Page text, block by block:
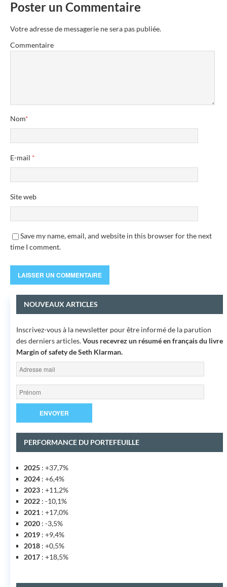
Poster un Commentaire
Votre adresse de messagerie ne sera pas publiée.
Commentaire
Nom*
E-mail *
Site web
Save my name, email, and website in this browser for the next
time I comment.
NOUVEAUX ARTICLES
Inscrivez-vous à la newsletter pour être informé de la parution
des derniers articles.Vous recevrez un résumé en français du livre
Margin of safetyde Seth Klarman.
PERFORMANCE DU PORTEFEUILLE
2025 : +37,7%
2024 : +6,4%
2023 : +11,2%
2022 : -10,1%
2021 : +17,0%
2020 : -3,5%
2019 : +9,4%
2018 : +0,5%
2017 : +18,5%